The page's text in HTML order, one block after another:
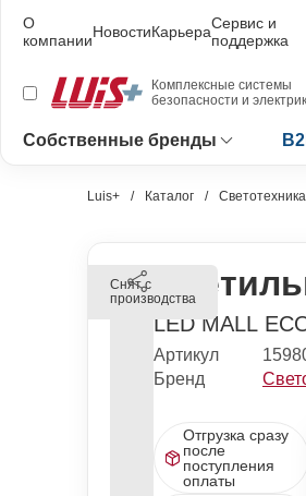
О
компанииНовостиКарьераСервис и
поддержка
Комплексные системы
безопасности и
Собственные бренды
Luis+ Каталог Светотехника
Снят с
производства
LED MALL
Артикул
Бренд
Отгрузка сразу
после
поступления
оплаты